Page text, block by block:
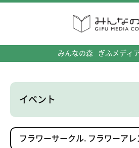
みんなの森 ぎふメディ
イベント
フラワーサークル. フラワーアレ